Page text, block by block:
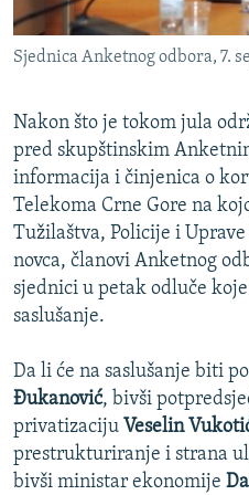
VIŠE OD NASLOVA
GENOCID U SREBRENICI
POPLAVE I KLIZIŠTA U BIH 2024.
TV LIBERTY
POST SCRIPTUM
MOJA EVROPA
TRI DECENIJE OD RATA U BIH
SVE KARTE DEJTONA
PRATITE NAS
Sve RFE/RL stranice
Sjednica Anketnog odbora, 7.
Nakon što je tokom jula
pred skupštinskim
informacija i činjenica o
Telekoma Crne Gore na
Tužilaštva, Policije i
novca, članovi Anketnog
sjednici u petak odluče
saslušanje.
Da li će na saslušanje biti
Đukanović, bivši
privatizaciju Veselin
prestrukturiranje i strana
bivši ministar ekonomije